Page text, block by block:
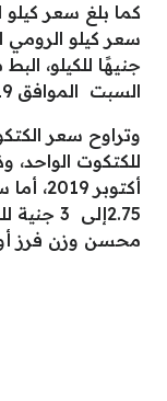
السبت الموافق 19 أكتوبر الجاري.
محسن وزن فرز أول ممتاز 3